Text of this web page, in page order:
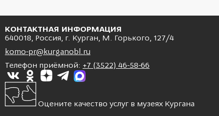
КОНТАКТНАЯ ИНФОРМАЦИЯ
640018, Россия, г. Курган, М. Горького, 127/4
komo-pr@kurganobl.ru
Телефон приёмной: +7 (3522) 46-58-66
Оцените качество услуг в музеях Кургана